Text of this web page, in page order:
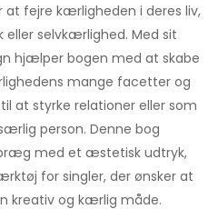
at fejre kærligheden i deres liv,
selvkærlighed. Med sit
hjælper bogen med at skabe
mange facetter og
at styrke relationer eller som
person. Denne bog
med et æstetisk udtryk,
for singler, der ønsker at
kreativ og kærlig måde.